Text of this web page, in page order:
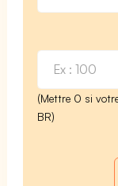
(Mettre 0 si
BR)